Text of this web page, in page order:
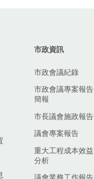
市政資訊
市政會議紀錄
市政會議專案報告
簡報
市長議會施政報告
議會專案報告
重大工程成本效益
分析
議會業務工作報告